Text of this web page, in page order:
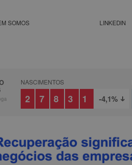
SOMOS LINKEDIN
NASCIMENTOS
27831 -4,1%